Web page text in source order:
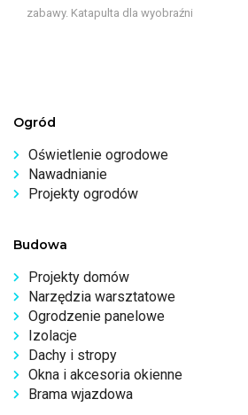
zabawy. Katapulta dla wyobraźni
Ogród
Oświetlenie ogrodowe
Nawadnianie
Projekty ogrodów
Budowa
Projekty domów
Narzędzia warsztatowe
Ogrodzenie panelowe
Izolacje
Dachy i stropy
Okna i akcesoria okienne
Brama wjazdowa